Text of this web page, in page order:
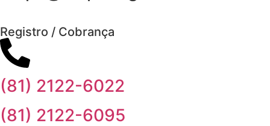
Registro / Cobrança
(81) 2122-6022
(81) 2122-6095